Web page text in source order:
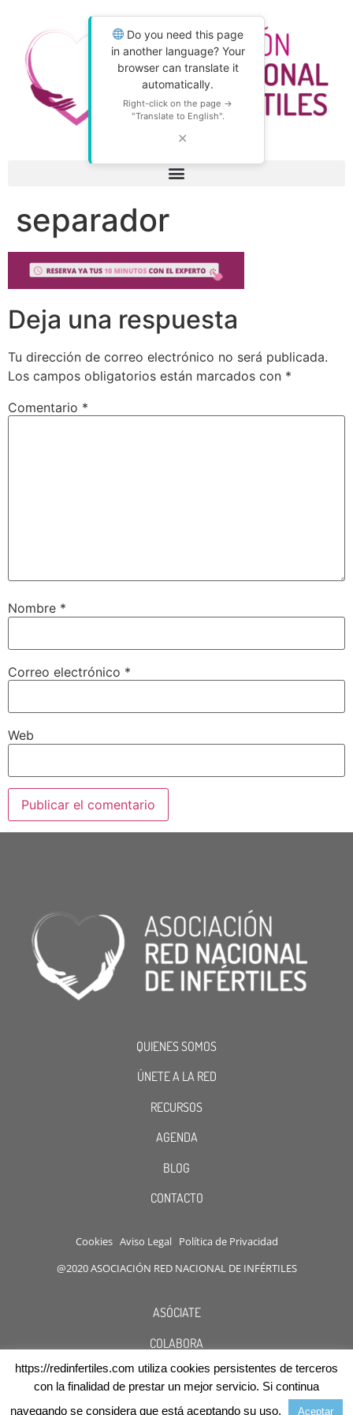
Do you need this page
in another language? Your
browser can translate it
automatically.
Right-click on the page →
"Translate to English".
✕
separador
Deja una respuesta
Tu dirección de correo electrónico no será publicada.
Los campos obligatorios están marcados con *
Comentario *
Nombre *
Correo electrónico *
Web
QUIENES SOMOS
ÚNETE A LA RED
RECURSOS
AGENDA
BLOG
CONTACTO
Cookies Aviso Legal Política de Privacidad
@2020 ASOCIACIÓN RED NACIONAL DE INFÉRTILES
ASÓCIATE
COLABORA
DESCUENTOS
https://redinfertiles.com utiliza cookies persistentes de terceros
con la finalidad de prestar un mejor servicio. Si continua
navegando se considera que está aceptando su uso.
Aceptar